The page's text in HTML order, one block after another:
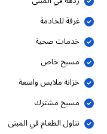
غرفة للخادمة
خدمات صحية
مسبح خاص
خزانة ملابس واسعة
مسبح مشترك
تناول الطعام في المبنى